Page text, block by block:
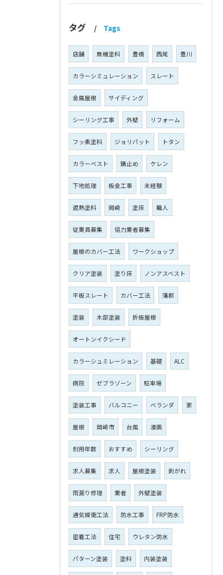
タグ Tags
店舗 無機塗料 豊橋 西尾 豊川
カラーシミュレーション スレート
金属屋根 サイディング
シーリング工事 外壁 リフォーム
フッ素塗料 ジョリパット トタン
カラーベスト 錆止め ケレン
下地処理 板金工事 未経験
遮熱塗料 岡崎 塗床 職人
従業員募集 協力業者募集
屋根のカバー工法 ワークショップ
クリア塗装 塗り床 ノンアスベスト
平板スレート カバー工法 蒲郡
塗装 木部塗装 折板屋根
オートンイクシード
カラーシュミレーション 基礎 ALC
病院 ゼブラゾーン 駐車場
塗装工事 バルコニー ベランダ 家
屋根 岡崎市 台風 漫画
耐用年数 おすすめ シーリング
求人募集 求人 屋根塗装 剥がれ
雨漏り修理 業者 外壁塗装
通気緩衝工法 防水工事 FRP防水
密着工法 住宅 ウレタン防水
パターン塗装 塗料 内装塗装